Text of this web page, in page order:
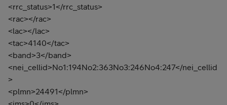
<rrc_status>1</rrc_status>
<rac></rac>
<lac></lac>
<tac>4140</tac>
<band>3</band>
<nei_cellid>No1:194No2:363No3:246No4:247</nei_cellid
>
<plmn>24491</plmn>